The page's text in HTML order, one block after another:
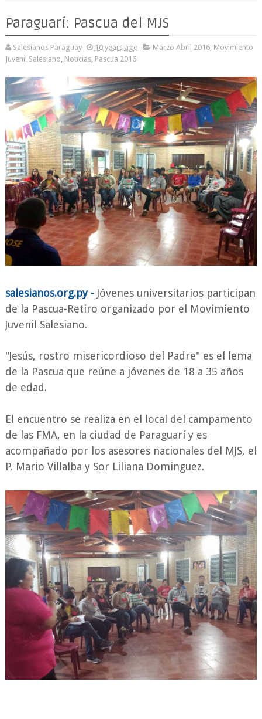
Paraguarí: Pascua del MJS
Salesianos Paraguay 10 years ago Marzo Abril 2016, Movimiento
Juvenil Salesiano Noticias, Pascua 2016
salesianos.org.py -Jóvenes universitarios participan
de la Pascua-Retiro organizado por el Movimiento
Juvenil Salesiano.
"Jesús, rostro misericordioso del Padre" es el lema
de la Pascua que reúne a jóvenes de 18 a 35 años
de edad.
El encuentro se realiza en el local del campamento
de las FMA, en la ciudad de Paraguarí y es
acompañado por los asesores nacionales del MJS, el
P. Mario Villalba y Sor Liliana Dominguez.